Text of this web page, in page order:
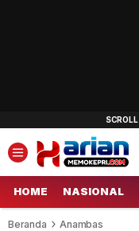
HOME NASIONAL
Beranda Anambas